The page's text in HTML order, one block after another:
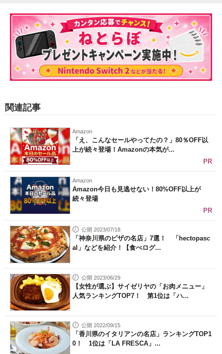
関連記事
Amazon
「え、こんなセールやってたの？」80％OFF以
上が続々登場！Amazonの本気が...
PR
Amazon
Amazon今日も見逃せない！80%OFF以上が
続々登場
PR
公開 2023/07/18
「神奈川県のピザの名店」7選！ 「hectopasc
al」などを紹介！【食べログ...
公開 2023/06/29
【女性が選ぶ】サイゼリヤの「お肉メニュー」
人気ランキングTOP7！ 第1位は「ハ...
公開 2022/09/15
「香川県のイタリアンの名店」ランキングTOP1
0！ 1位は「LA FRESCA」...